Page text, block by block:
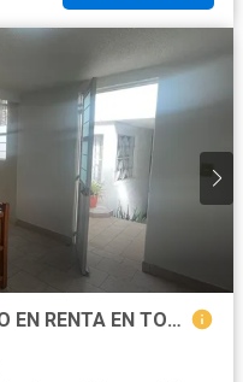
DEPARTAMENTO AMUEBLADO EN RENTA EN TOLUCA DE 2 RCEMARAS CERCA DEL TREN SIN ESTACIONAMIENTO